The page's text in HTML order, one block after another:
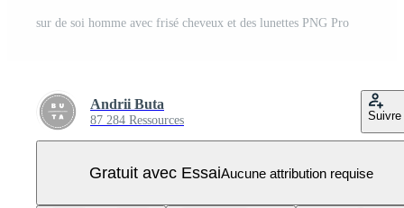
sur de soi homme avec frisé cheveux et des lunettes PNG Pro
Andrii Buta
87 284 Ressources Suivre
Gratuit avec EssaiAucune attribution requise